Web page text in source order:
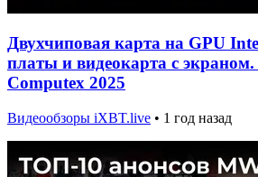
Двухчиповая карта на GPU
платы и видеокарта с
Computex 2025
Видеообзоры iXBT.live • 1 год назад